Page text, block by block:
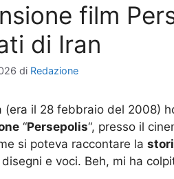
film
di Iran
di Redazione
(era il 28 febbraio del 2008)
“Persepolis“, presso il
si poteva raccontare la
e voci. Beh, mi ha